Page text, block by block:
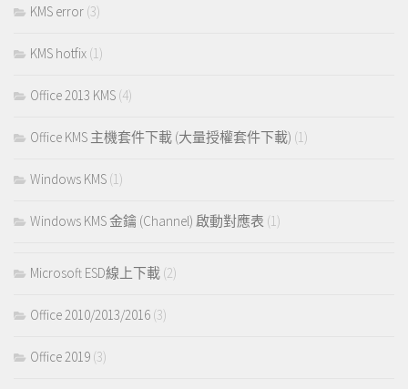
KMS error (3)
KMS hotfix (1)
Office 2013 KMS (4)
Office KMS 主機套件下載 (大量授權套件下載) (1)
Windows KMS (1)
Windows KMS 金鑰 (Channel) 啟動對應表 (1)
Microsoft ESD線上下載 (2)
Office 2010/2013/2016 (3)
Office 2019 (3)